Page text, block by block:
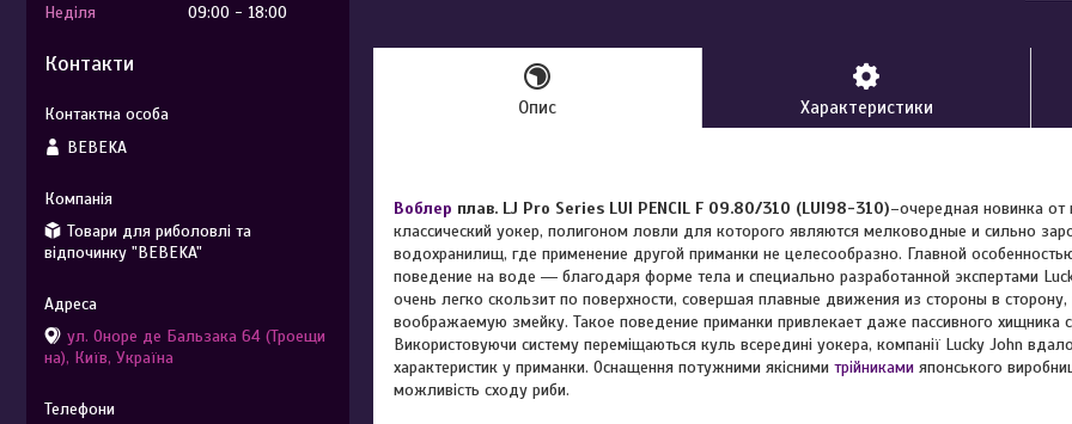
Опис Характеристики
Воблер плав. LJ Pro Series LUI PENCIL F 09.80/310 (LUI98-310)–очередная новинка от
классический уокер, полигоном ловли для которого являются мелководные и сильно
водохранилищ, где применение другой приманки не целесообразно. Главной
поведение на воде ― благодаря форме тела и специально разработанной экспертами
очень легко скользит по поверхности, совершая плавные движения из стороны в
воображаемую змейку. Такое поведение приманки привлекает даже пассивного хищника
Використовуючи систему переміщаються куль всередині уокера, компанії Lucky John
характеристик у приманки. Оснащення потужними якісними трійниками японського
можливість сходу риби.
Неділя
09:00 18:00
Контакти
BEBEKA
Товари для риболовлі та
відпочинку "BEBEKA"
ул. Оноре де Бальзака 64 (Троещи
на), Київ, Україна